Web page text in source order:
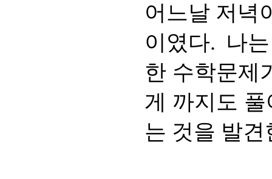
어느날 저녁
이였다. 나
한 수학문제
게 까지도
는 것을 발